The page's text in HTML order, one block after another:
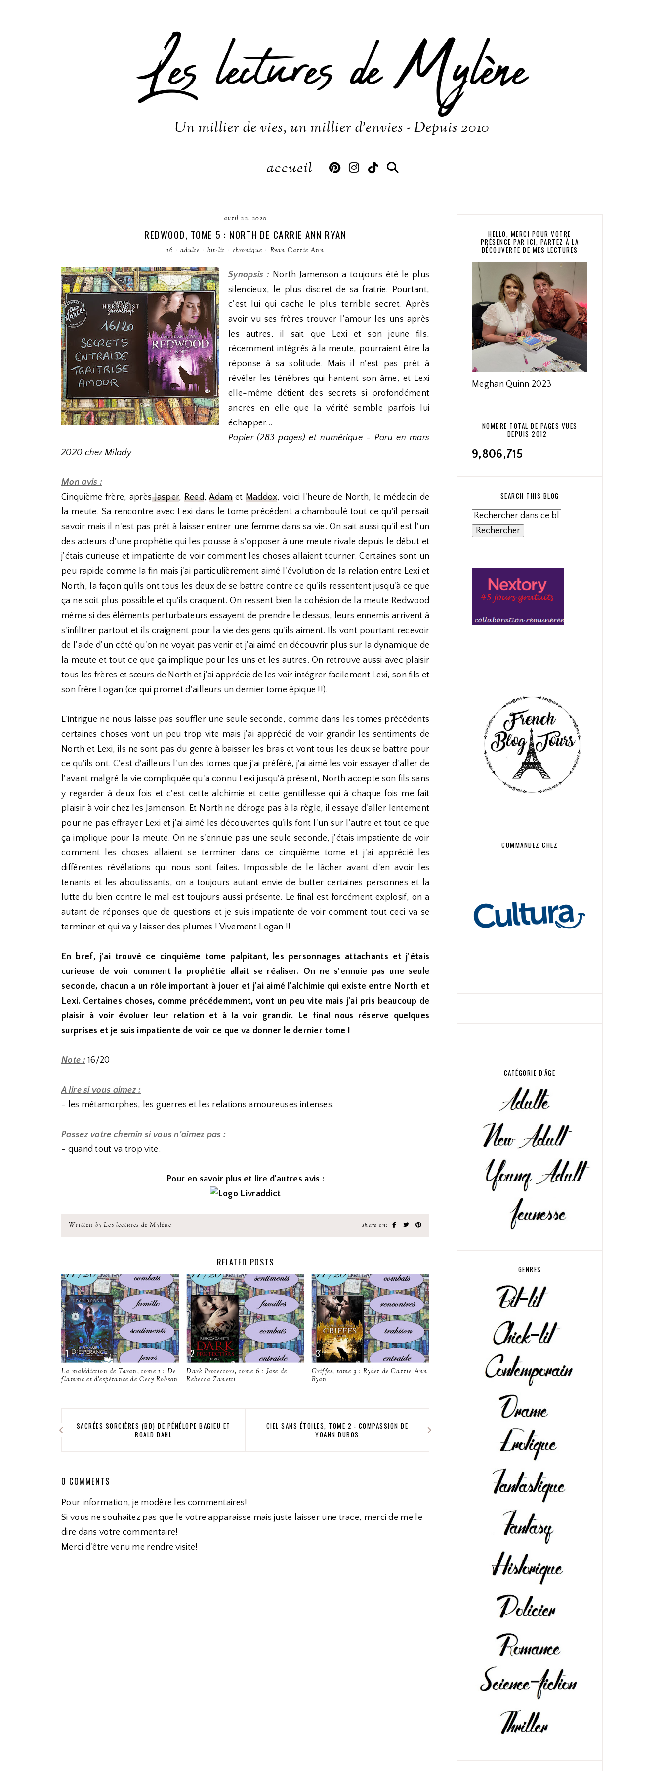
Les lectures de Mylène
Un millier de vies, un millier d'envies - Depuis 2010
accueil
avril 22, 2020
REDWOOD, TOME 5 : NORTH DE CARRIE ANN RYAN
16 · adulte · bit-lit · chronique · Ryan Carrie Ann
Synopsis : North Jamenson a toujours été le plus
silencieux, le plus discret de sa fratrie. Pourtant,
c'est lui qui cache le plus terrible secret. Après
avoir vu ses frères trouver l'amour les uns après
les autres, il sait que Lexi et son jeune fils,
récemment intégrés à la meute, pourraient être la
réponse à sa solitude. Mais il n'est pas prêt à
révéler les ténèbres qui hantent son âme, et Lexi
elle-même détient des secrets si profondément
ancrés en elle que la vérité semble parfois lui
échapper...
Papier (283 pages) et numérique - Paru en mars
2020 chez Milady
Mon avis :
Cinquième frère, aprèsJasper, Reed, Adamet Maddox, voici l'heure de North, le médecin de
la meute. Sa rencontre avec Lexi dans le tome précédent a chamboulé tout ce qu'il pensait
savoir mais il n'est pas prêt à laisser entrer une femme dans sa vie. On sait aussi qu'il est l'un
des acteurs d'une prophétie qui les pousse à s'opposer à une meute rivale depuis le début et
j'étais curieuse et impatiente de voir comment les choses allaient tourner. Certaines sont un
peu rapide comme la fin mais j'ai particulièrement aimé l'évolution de la relation entre Lexi et
North, la façon qu'ils ont tous les deux de se battre contre ce qu'ils ressentent jusqu'à ce que
ça ne soit plus possible et qu'ils craquent. On ressent bien la cohésion de la meute Redwood
même si des éléments perturbateurs essayent de prendre le dessus, leurs ennemis arrivent à
s'infiltrer partout et ils craignent pour la vie des gens qu'ils aiment. Ils vont pourtant recevoir
de l'aide d'un côté qu'on ne voyait pas venir et j'ai aimé en découvrir plus sur la dynamique de
la meute et tout ce que ça implique pour les uns et les autres. On retrouve aussi avec plaisir
tous les frères et sœurs de North et j'ai apprécié de les voir intégrer facilement Lexi, son fils et
son frère Logan (ce qui promet d'ailleurs un dernier tome épique !!).
L'intrigue ne nous laisse pas souffler une seule seconde, comme dans les tomes précédents
certaines choses vont un peu trop vite mais j'ai apprécié de voir grandir les sentiments de
North et Lexi, ils ne sont pas du genre à baisser les bras et vont tous les deux se battre pour
ce qu'ils ont. C'est d'ailleurs l'un des tomes que j'ai préféré, j'ai aimé les voir essayer d'aller de
l'avant malgré la vie compliquée qu'a connu Lexi jusqu'à présent, North accepte son fils sans
y regarder à deux fois et c'est cette alchimie et cette gentillesse qui à chaque fois me fait
plaisir à voir chez les Jamenson. Et North ne déroge pas à la règle, il essaye d'aller lentement
pour ne pas effrayer Lexi et j'ai aimé les découvertes qu'ils font l'un sur l'autre et tout ce que
ça implique pour la meute. On ne s'ennuie pas une seule seconde, j'étais impatiente de voir
comment les choses allaient se terminer dans ce cinquième tome et j'ai apprécié les
différentes révélations qui nous sont faites. Impossible de le lâcher avant d'en avoir les
tenants et les aboutissants, on a toujours autant envie de butter certaines personnes et la
lutte du bien contre le mal est toujours aussi présente. Le final est forcément explosif, on a
autant de réponses que de questions et je suis impatiente de voir comment tout ceci va se
terminer et qui va y laisser des plumes ! Vivement Logan !!
En bref, j'ai trouvé ce cinquième tome palpitant, les personnages attachants et j'étais
curieuse de voir comment la prophétie allait se réaliser. On ne s'ennuie pas une seule
seconde, chacun a un rôle important à jouer et j'ai aimé l'alchimie qui existe entre North et
Lexi. Certaines choses, comme précédemment, vont un peu vite mais j'ai pris beaucoup de
plaisir à voir évoluer leur relation et à la voir grandir. Le final nous réserve quelques
surprises et je suis impatiente de voir ce que va donner le dernier tome !
Note : 16/20
A lire si vous aimez :
- les métamorphes, les guerres et les relations amoureuses intenses.
Passez votre chemin si vous n'aimez pas :
- quand tout va trop vite.
Pour en savoir plus et lire d'autres avis :
Written by Les lectures de Mylène share on:
RELATED POSTS
La malédiction de Taran, tome 1 : De
flamme et d'espérance de Cecy Robson
Dark Protectors, tome 6 : Jase de
Rebecca Zanetti
Griffes, tome 3 : Ryder de Carrie Ann
Ryan
SACRÉES SORCIÈRES (BD) DE PÉNÉLOPE BAGIEU ET
ROALD DAHL
CIEL SANS ÉTOILES, TOME 2 : COMPASSION DE
YOANN DUBOS
0 COMMENTS
Pour information, je modère les commentaires!
Si vous ne souhaitez pas que le votre apparaisse mais juste laisser une trace, merci de me le
dire dans votre commentaire!
Merci d'être venu me rendre visite!
HELLO, MERCI POUR VOTRE
PRÉSENCE PAR ICI, PARTEZ À LA
DÉCOUVERTE DE MES LECTURES
Meghan Quinn 2023
NOMBRE TOTAL DE PAGES VUES
DEPUIS 2012
9,806,715
SEARCH THIS BLOG
COMMANDEZ CHEZ
CATÉGORIE D'ÂGE
GENRES